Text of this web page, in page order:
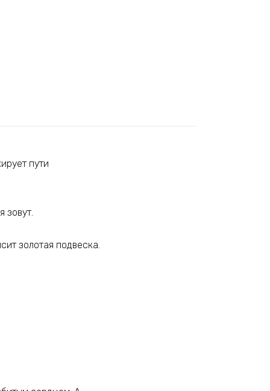
пути
зовут.
золотая подвеска.